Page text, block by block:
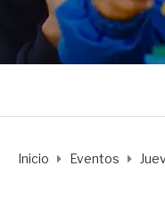
Inicio Eventos